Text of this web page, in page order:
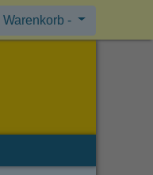
Warenkorb -